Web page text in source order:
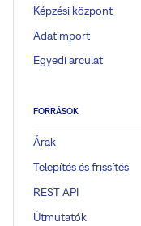
Képzési központ
Adatimport
Egyedi arculat
FORRÁSOK
Árak
Telepítés és frissítés
REST API
Útmutatók